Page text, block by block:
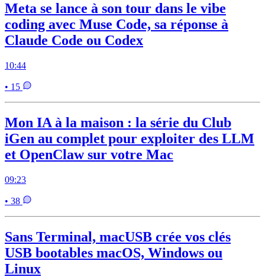
Meta se lance à son tour dans le vibe
coding avec Muse Code, sa réponse à
Claude Code ou Codex
10:44
• 15
Mon IA à la maison : la série du Club
iGen au complet pour exploiter des LLM
et OpenClaw sur votre Mac
09:23
• 38
Sans Terminal, macUSB crée vos clés
USB bootables macOS, Windows ou
Linux